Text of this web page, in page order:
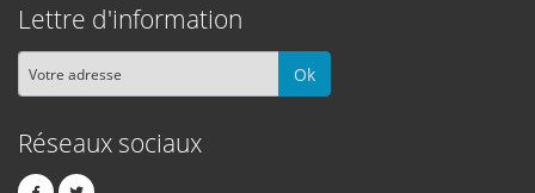
Lettre d'information
Ok
Réseaux sociaux